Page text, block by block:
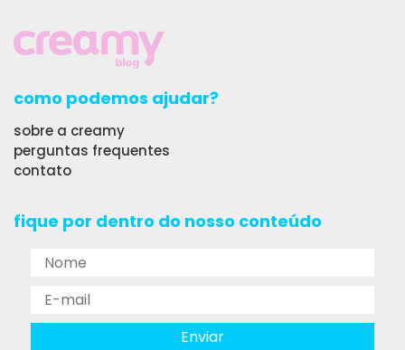
como podemos ajudar?
sobre a creamy
perguntas frequentes
contato
fique por dentro do nosso conteúdo